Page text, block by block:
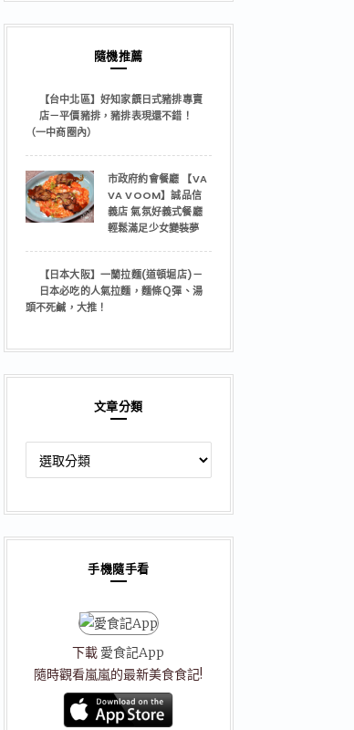
隨機推薦
【台中北區】好知家饌日式豬排專賣
店－平價豬排，豬排表現還不錯！
（一中商圈內）
市政府約會餐廳 【VA
VA VOOM】誠品信
義店 氣氛好義式餐廳
輕鬆滿足少女變裝夢
【日本大阪】一蘭拉麵(道頓堀店)－
日本必吃的人氣拉麵，麵條Ｑ彈、湯
頭不死鹹，大推！
文章分類
章
類
手機隨手看
下載 愛食記App
隨時觀看嵐嵐的最新美食食記!